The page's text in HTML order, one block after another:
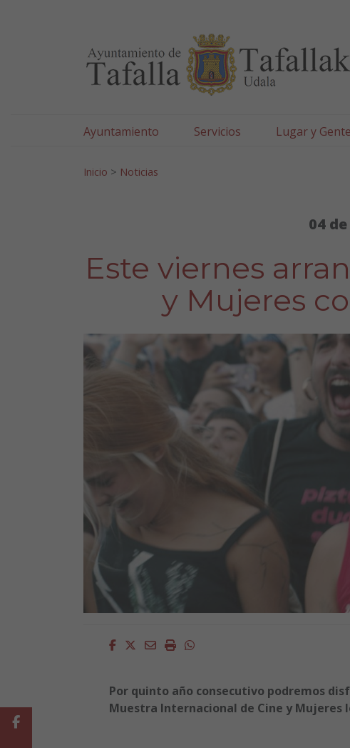
Ayuntamiento Servicios Lugar y
Inicio > Noticias
04
Este viernes
y Mujeres
Facebook
Twitter
EmailImprimirWhatsapp
Por quinto año consecutivo podremos
Muestra Internacional de Cine y Mujeres
Facebook